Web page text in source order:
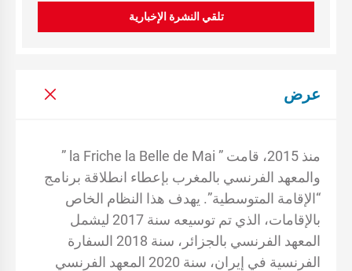
تلقي النشرة الإخبارية
عرض
منذ 2015، قامت ” la Friche la Belle de Mai ”
والمعهد الفرنسي بالمغرب بإعطاء انطلاقة برنامج
“الإقامة المتوسطية”. يهدف هذا النظام الخاص
بالإقامات، الذي تم توسيعه سنة 2017 ليشمل
المعهد الفرنسي بالجزائر، سنة 2018 السفارة
الفرنسية في إيران، سنة 2020 المعهد الفرنسي